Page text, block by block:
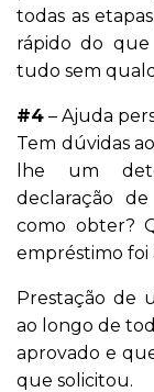
todas as
rápido do
tudo sem
#4 – Ajuda
Tem dúvidas
lhe um
declaração
como obter?
empréstimo foi
Prestação de
ao longo de
aprovado e
que solicitou.